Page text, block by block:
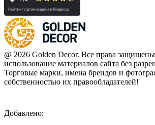
@ 2026 Golden Decor. Все права
использование материалов сайта без
Торговые марки, имена брендов и
собственностью их правообладателей!
Добавлено: